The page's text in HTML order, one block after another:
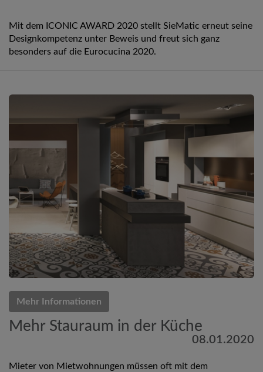
Mit dem ICONIC AWARD 2020 stellt SieMatic erneut seine
Designkompetenz unter Beweis und freut sich ganz
besonders auf die Eurocucina 2020.
Mehr Informationen
Mehr Stauraum in der Küche
08.01.2020
Mieter von Mietwohnungen müssen oft mit dem